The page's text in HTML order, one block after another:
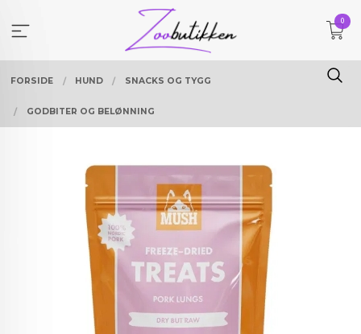
innholdet
0
FORSIDE HUND SNACKS OG TYGG
GODBITER OG BELØNNING